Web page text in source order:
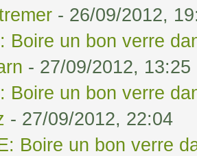
- 26/09/2012,
Boire un bon verre
- 27/09/2012, 13:25
Boire un bon verre
- 27/09/2012, 22:04
Boire un bon verre